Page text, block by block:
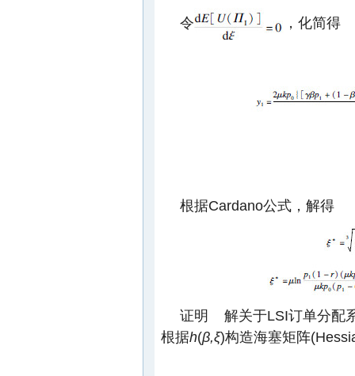
令 ，化简得
根据Cardano公式，解得
证明 解关于LSI订单分配
根据h(β,ξ)构造海塞矩阵